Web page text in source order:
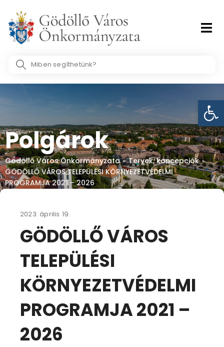
content
Search
Polgárok
Gödöllő Város Önkormányzata - Tervek, koncepciók -
GÖDÖLLŐ VÁROS TELEPÜLÉSI KÖRNYEZETVÉDELMI
PROGRAMJA 2021 – 2026
2023. április 19.
GÖDÖLLŐ VÁROS
TELEPÜLÉSI
KÖRNYEZETVÉDELMI
PROGRAMJA 2021 –
2026